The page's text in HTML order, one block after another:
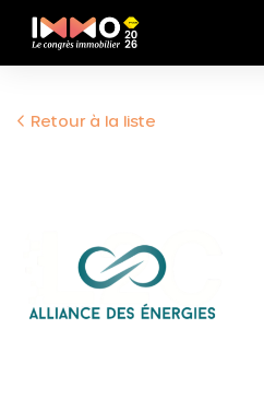
Retour à la liste